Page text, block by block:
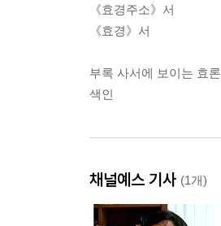
《효경주소》서
《효경》서
부록 사서에 보이는 효론
색인
채널예스 기사 (1개)